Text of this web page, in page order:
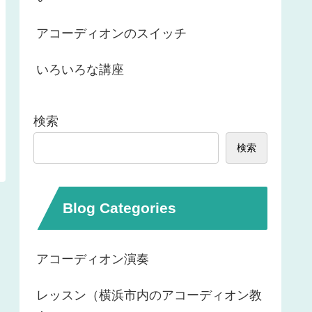
アコーディオンのスイッチ
いろいろな講座
検索
検索
Blog Categories
アコーディオン演奏
レッスン（横浜市内のアコーディオン教